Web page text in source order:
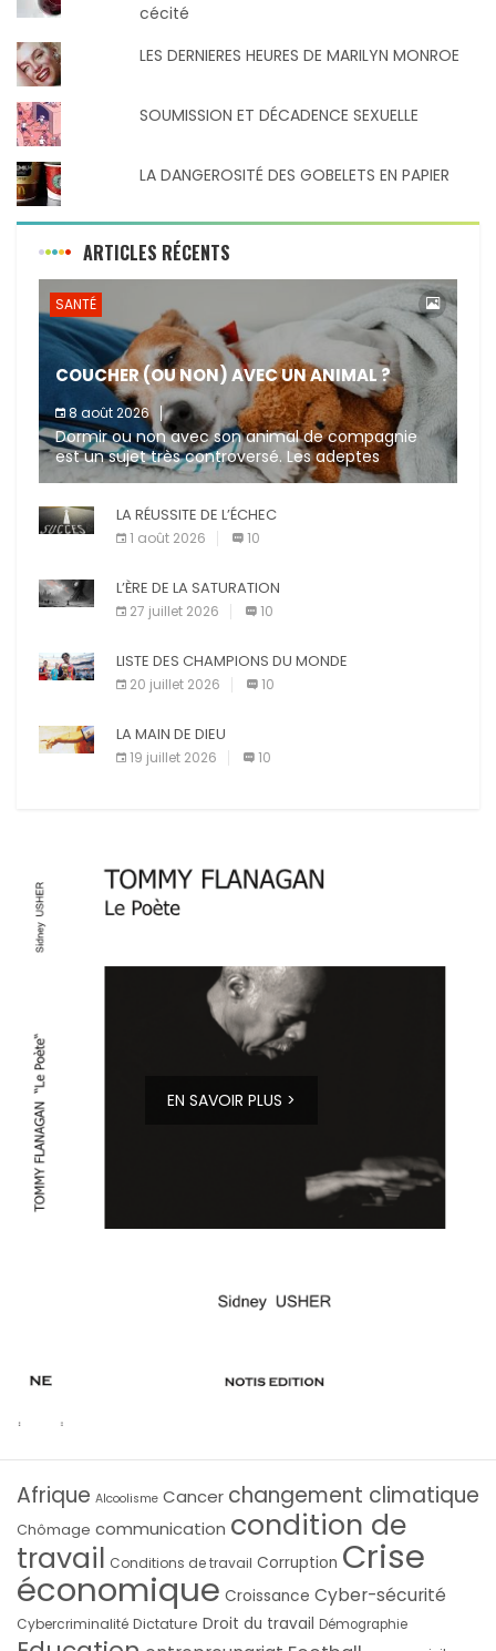
cécité
LES DERNIERES HEURES DE MARILYN MONROE
SOUMISSION ET DÉCADENCE SEXUELLE
LA DANGEROSITÉ DES GOBELETS EN PAPIER
ARTICLES RÉCENTS
SANTÉ
COUCHER (OU NON) AVEC UN ANIMAL ?
8 août 2026
Dormir ou non avec son animal de compagnie
est un sujet très controversé. Les adeptes
affirment que la présence de leur compagnon à
LA RÉUSSITE DE L’ÉCHEC
1 août 2026 10
L’ÈRE DE LA SATURATION
27 juillet 2026 10
LISTE DES CHAMPIONS DU MONDE
20 juillet 2026 10
LA MAIN DE DIEU
19 juillet 2026 10
EN SAVOIR PLUS >
Afrique Alcoolisme Cancer changement climatique
Chômage communication condition de
travail Conditions de travail Corruption Crise
économique Croissance Cyber-sécurité
Cybercriminalité Dictature Droit du travail Démographie